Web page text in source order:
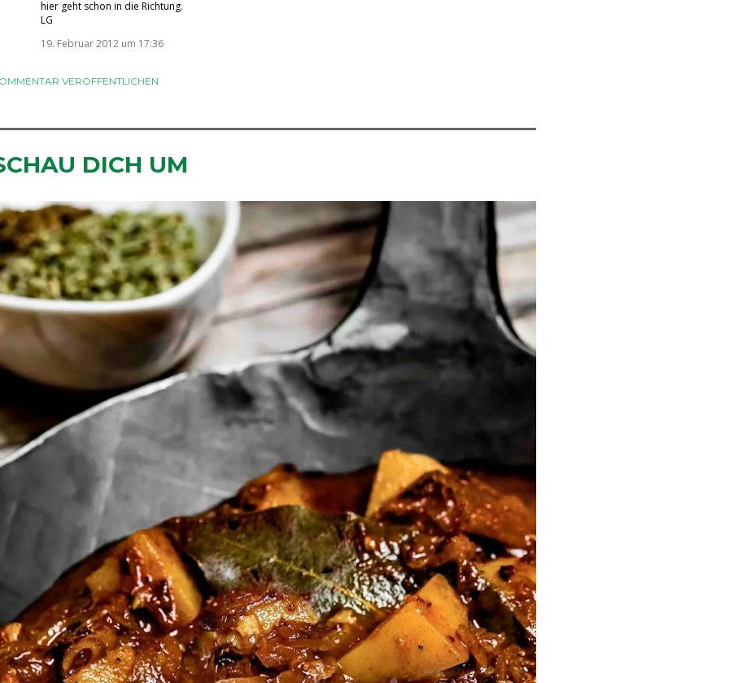
hier geht schon in die Richtung.
LG
19. Februar 2012 um 17:36
VERÖFFENTLICHEN
DICH UM